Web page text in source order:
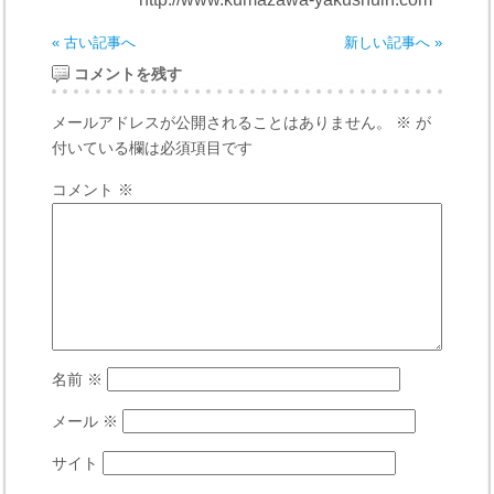
« 古い記事へ 新しい記事へ »
コメントを残す
メールアドレスが公開されることはありません。 ※ が
付いている欄は必須項目です
コメント ※
名前 ※
メール ※
サイト